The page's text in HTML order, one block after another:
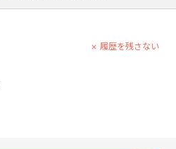
履歴を残さない